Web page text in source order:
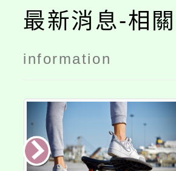
最新消息-相
information